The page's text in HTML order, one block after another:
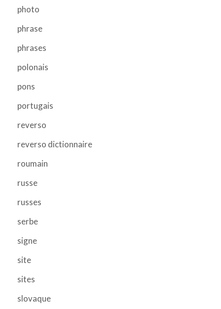
photo
phrase
phrases
polonais
pons
portugais
reverso
reverso dictionnaire
roumain
russe
russes
serbe
signe
site
sites
slovaque